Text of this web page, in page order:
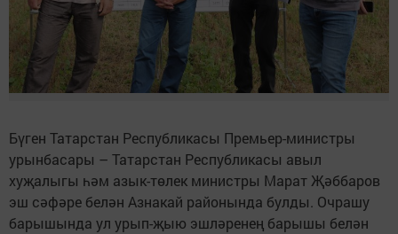
Бүген Татарстан Республикасы Премьер-министры
урынбасары – Татарстан Республикасы авыл
хуҗалыгы һәм азык-төлек министры Марат Җәббаров
эш сәфәре белән Азнакай районында булды. Очрашу
барышында ул урып-җыю эшләренең барышы белән